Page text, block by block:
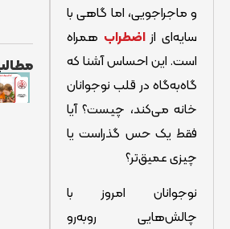
و ماجراجویی، اما گاهی با
سایه‌ای ازاضطراب همراه
است. این احساس آشنا که
گاه‌به‌گاه در قلب نوجوانان
خانه می‌کند، چیست؟ آیا
فقط یک حس گذراست یا
چیزی عمیق‌تر؟
نوجوانان امروز با
چالش‌هایی روبه‌رو